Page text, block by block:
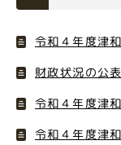
令和４年度津
財政状況の公
令和４年度津
令和４年度津